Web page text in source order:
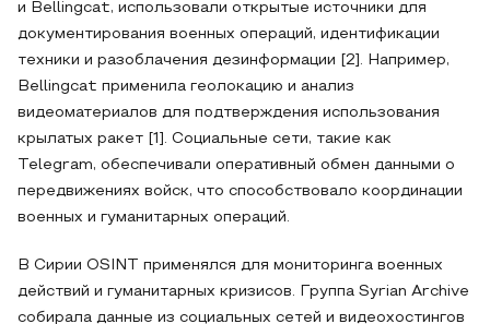
и Bellingcat, использовали открытые источники для
документирования военных операций, идентификации
техники и разоблачения дезинформации [2]. Например,
Bellingcat применила геолокацию и анализ
видеоматериалов для подтверждения использования
крылатых ракет [1]. Социальные сети, такие как
Telegram, обеспечивали оперативный обмен данными о
передвижениях войск, что способствовало координации
военных и гуманитарных операций.
В Сирии OSINT применялся для мониторинга военных
действий и гуманитарных кризисов. Группа Syrian Archive
собирала данные из социальных сетей и видеохостингов